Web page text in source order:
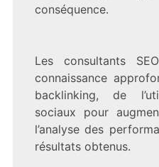
conséquence.
Les consultants
connaissance
backlinking, de
sociaux pour
l’analyse des
résultats obtenus.